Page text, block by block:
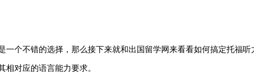
不错的选择，那么接下来就和出国留学网来看看如何搞定托福听
对应的语言能力要求。